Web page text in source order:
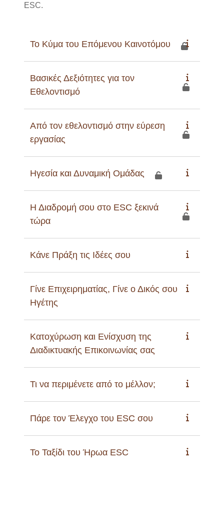
ESC.
Το Κύμα του Επόμενου Καινοτόμου
Βασικές Δεξιότητες για τον
Εθελοντισμό
Από τον εθελοντισμό στην εύρεση
εργασίας
Ηγεσία και Δυναμική Ομάδας
Η Διαδρομή σου στο ESC ξεκινά
τώρα
Κάνε Πράξη τις Ιδέες σου
Γίνε Επιχειρηματίας, Γίνε ο Δικός σου
Ηγέτης
Κατοχύρωση και Ενίσχυση της
Διαδικτυακής Επικοινωνίας σας
Τι να περιμένετε από το μέλλον;
Πάρε τον Έλεγχο του ESC σου
Το Ταξίδι του Ήρωα ESC